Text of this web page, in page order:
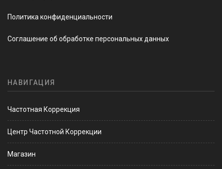
Политика конфиденциальности
Соглашение об обработке персональных данных
НАВИГАЦИЯ
Частотная Коррекция
Центр Частотной Коррекции
Магазин